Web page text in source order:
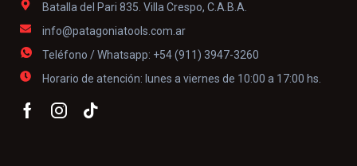
Batalla del Pari 835. Villa Crespo, C.A.B.A.
info@patagoniatools.com.ar
Teléfono / Whatsapp: +54 (911) 3947-3260
Horario de atención: lunes a viernes de 10:00 a 17:00 hs.